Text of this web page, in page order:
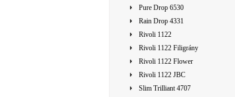
Pure Drop 6530
Rain Drop 4331
Rivoli 1122
Rivoli 1122 Filigrány
Rivoli 1122 Flower
Rivoli 1122 JBC
Slim Trilliant 4707